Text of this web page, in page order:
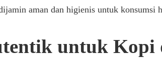
aman dan higienis untuk konsumsi
untuk Kopi